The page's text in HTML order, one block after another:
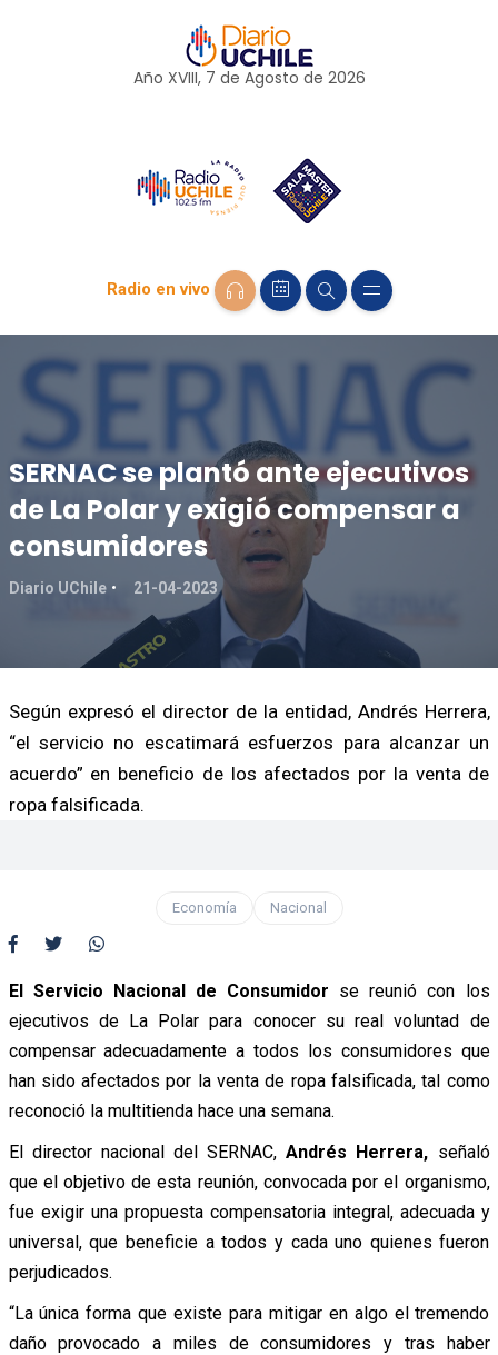
Año XVIII, 7 de Agosto de 2026
Radio en vivo
SERNAC se plantó ante ejecutivos
de La Polar y exigió compensar a
consumidores
Diario UChile 21-04-2023
Según expresó el director de la entidad, Andrés Herrera,
“el servicio no escatimará esfuerzos para alcanzar un
acuerdo” en beneficio de los afectados por la venta de
ropa falsificada.
Economía Nacional
El Servicio Nacional de Consumidor se reunió con los
ejecutivos de La Polar para conocer su real voluntad de
compensar adecuadamente a todos los consumidores que
han sido afectados por la venta de ropa falsificada, tal como
reconoció la multitienda hace una semana.
El director nacional del SERNAC,Andrés Herrera, señaló
que el objetivo de esta reunión, convocada por el organismo,
fue exigir una propuesta compensatoria integral, adecuada y
universal, que beneficie a todos y cada uno quienes fueron
perjudicados.
“La única forma que existe para mitigar en algo el tremendo
daño provocado a miles de consumidores y tras haber